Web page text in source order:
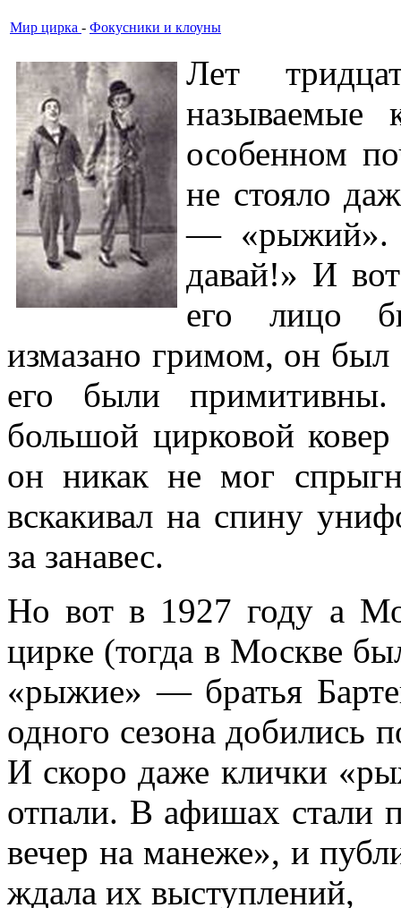
Мир цирка - Фокусники и клоуны
Лет
особенном
не стояло
— «рыжий».
давай!» И
его лицо
измазано гримом, он
его были
большой цирковой
он никак не мог
вскакивал на спину
за занавес.
Но вот в 1927 году а
цирке (тогда в Москве
«рыжие» — братья
одного сезона добились
И скоро даже клички
отпали. В афишах стали
вечер на манеже», и
ждала их выступлений,